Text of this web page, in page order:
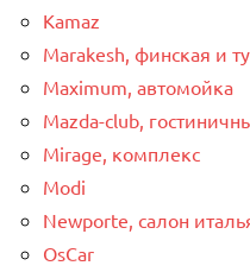
Kamaz
Marakesh, финская и
Maximum, автомойка
Mazda-club,
Mirage, комплекс
Modi
Newporte, салон
OsCar